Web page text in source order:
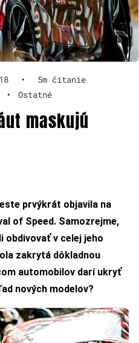
•
5m čítanie
• Ostatné
maskujú
prvýkrát objavila na
of Speed. Samozrejme,
obdivovať v celej jeho
zakrytá dôkladnou
automobilov darí ukryť
nových modelov?